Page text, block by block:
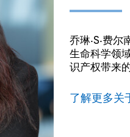
乔琳·S·费
生命科学领
识产权带来
了解更多关